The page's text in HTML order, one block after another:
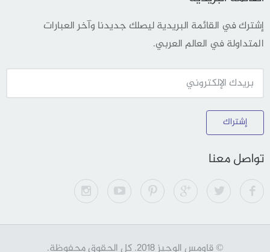
إشترك في القائمة البريدية ليصلك جديدنا وآخر العبارات
المتداولة في العالم العربي.
إشتراك
تواصل معنا
© قاومس الوجيز 2018. كل الحقوق محفوظة.